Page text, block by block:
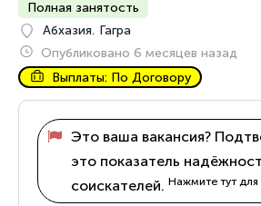
Полная занятость
Абхазия, Гагра
Опубликовано 6 месяцев назад
Выплаты: По Договору
Это ваша вакансия?
это показатель
соискателей. Нажмите тут